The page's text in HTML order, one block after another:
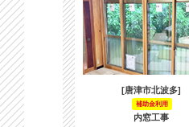
[唐津市北波多]
補助金利用
内窓工事